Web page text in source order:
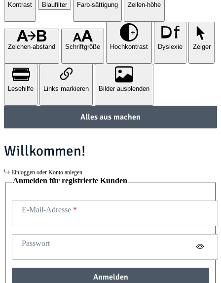
Kontrast Blaufilter Farb-sättigung Zeilen-höhe
Zeichen-abstand Schriftgröße Hochkontrast Dyslexie Zeiger
Lesehilfe Links markieren Bilder ausblenden
Alles aus machen
Willkommen!
Einloggen oder Konto anlegen.
Anmelden für registrierte Kunden
E-Mail-Adresse
Passwort
Anmelden